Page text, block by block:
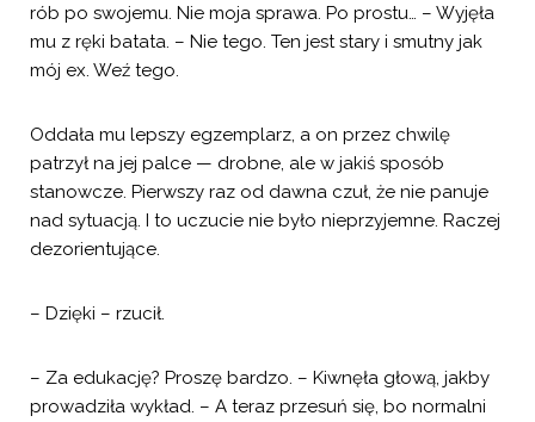
rób po swojemu. Nie moja sprawa. Po prostu… – Wyjęła
mu z ręki batata. – Nie tego. Ten jest stary i smutny jak
mój ex. Weź tego.
Oddała mu lepszy egzemplarz, a on przez chwilę
patrzył na jej palce — drobne, ale w jakiś sposób
stanowcze. Pierwszy raz od dawna czuł, że nie panuje
nad sytuacją. I to uczucie nie było nieprzyjemne. Raczej
dezorientujące.
– Dzięki – rzucił.
– Za edukację? Proszę bardzo. – Kiwnęła głową, jakby
prowadziła wykład. – A teraz przesuń się, bo normalni